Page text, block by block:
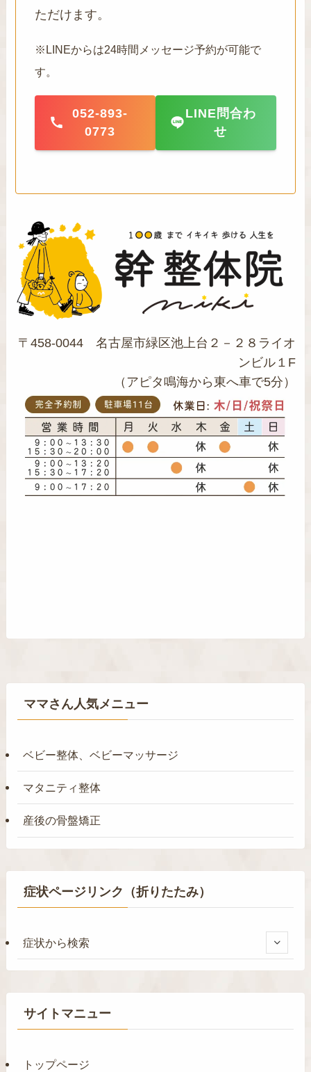
ただけます。
※LINEからは24時間メッセージ予約が可能で
す。
052-893-
0773
LINE問合わ
せ
〒458-0044 名古屋市緑区池上台２－２８ライオ
ンビル１F
（アピタ鳴海から東へ車で5分）
ママさん人気メニュー
ベビー整体、ベビーマッサージ
マタニティ整体
産後の骨盤矯正
症状ページリンク（折りたたみ）
症状から検索
サイトマニュー
トップページ